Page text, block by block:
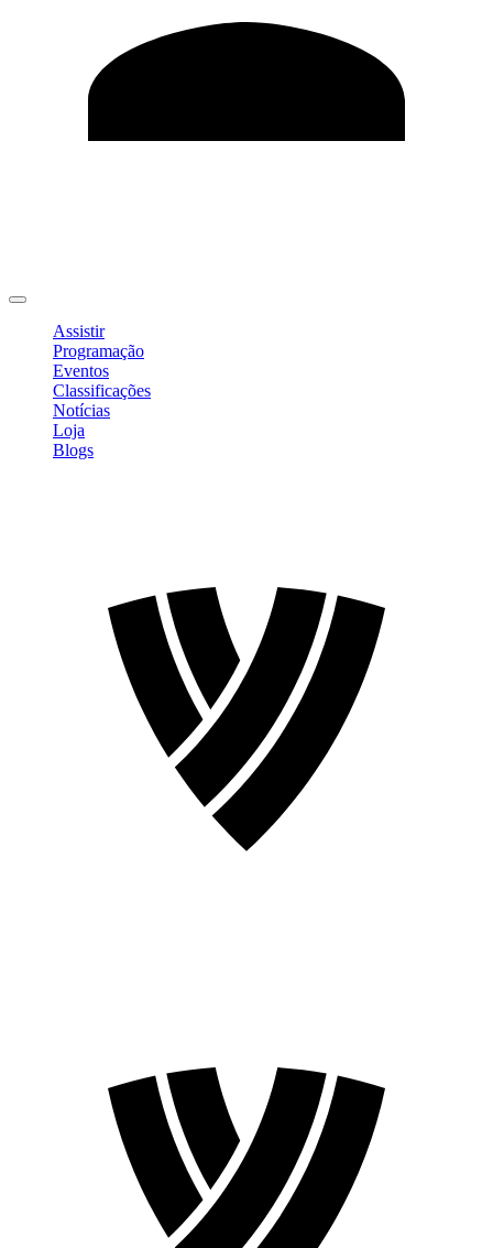
Assistir
Programação
Eventos
Classificações
Notícias
Loja
Blogs